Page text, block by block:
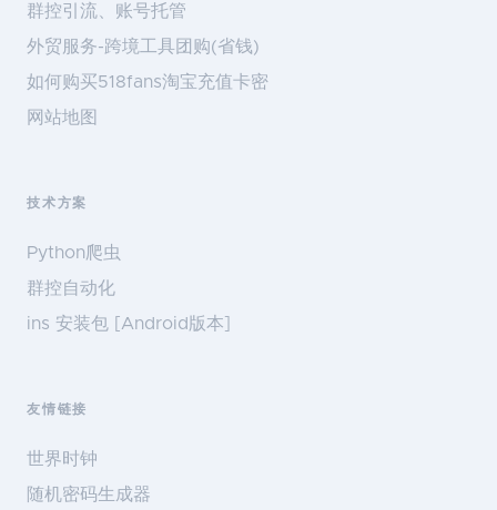
群控引流、账号托管
外贸服务-跨境工具团购(省钱)
如何购买518fans淘宝充值卡密
网站地图
技术方案
Python爬虫
群控自动化
ins 安装包 [Android版本]
友情链接
世界时钟
随机密码生成器